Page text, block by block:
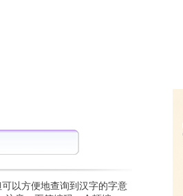
以方便地查询到汉字的字意